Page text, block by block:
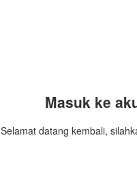
Masuk ke
Selamat datang kembali,